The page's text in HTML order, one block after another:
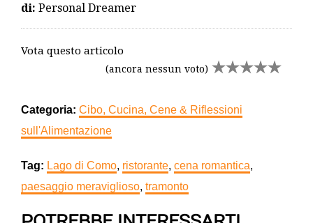
di: Personal Dreamer
Vota questo articolo
(ancora nessun voto)
Categoria: Cibo, Cucina, Cene & Riflessioni
sull'Alimentazione
Tag: Lago di Como, ristorante, cena romantica,
paesaggio meraviglioso, tramonto